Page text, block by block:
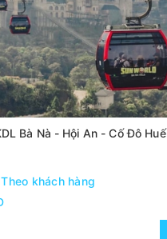
Bà Nà - Hội An - Cố Đô Huế
Theo khách hàng